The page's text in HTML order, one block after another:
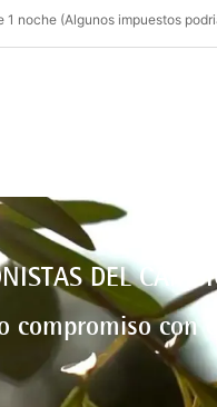
noche (Algunos impuestos
DEL
compromiso con